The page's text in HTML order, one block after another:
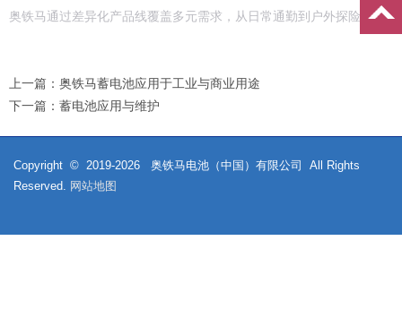
奥铁马通过差异化产品线覆盖多元需求，从日常通勤到户外探险均能
上一篇： 奥铁马蓄电池应用于工业与商业用途‌
下一篇： 蓄电池应用与维护
Copyright © 2019-2026
奥铁马电池（中国）有限公司 All Rights
Reserved. 网站地图